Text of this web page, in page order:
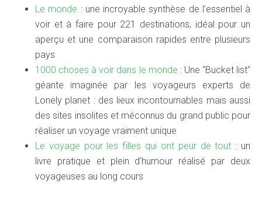
Le monde : une incroyable synthèse de l’essentiel à
voir et à faire pour 221 destinations, idéal pour un
aperçu et une comparaison rapides entre plusieurs
pays
1000 choses à voir dans le monde : Une “Bucket list”
géante imaginée par les voyageurs experts de
Lonely planet : des lieux incontournables mais aussi
des sites insolites et méconnus du grand public pour
réaliser un voyage vraiment unique
Le voyage pour les filles qui ont peur de tout : un
livre pratique et plein d’humour réalisé par deux
voyageuses au long cours